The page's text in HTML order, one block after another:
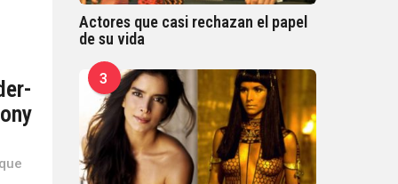
Actores que casi rechazan el papel
de su vida
3